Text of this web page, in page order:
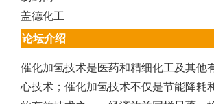
盖德化工
论坛介绍
催化加氢技术是医药和精细化工及其他
心技术；催化加氢技术不仅是节能降耗